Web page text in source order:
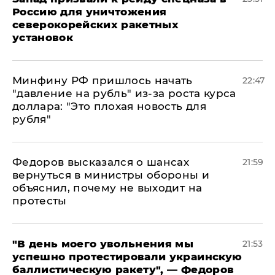
Россию для уничтожения
северокорейских ракетных
установок
Минфину РФ пришлось начать
"давление на рубль" из-за роста курса
доллара: "Это плохая новость для
рубля"
22:47
Федоров высказался о шансах
вернуться в министры обороны и
объяснил, почему не выходит на
протесты
21:59
​"В день моего увольнения мы
успешно протестировали украинскую
баллистическую ракету", — Федоров
21:53